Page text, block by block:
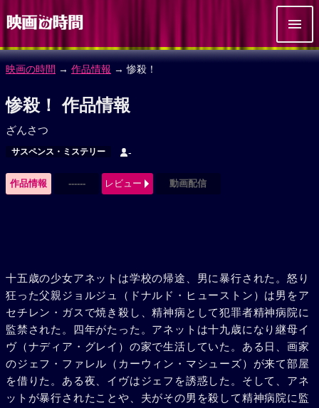
映画の時間 → 作品情報 → 惨殺！
惨殺！ 作品情報
ざんさつ
サスペンス・ミステリー -
作品情報 ------ レビュー 動画配信
十五歳の少女アネットは学校の帰途、男に暴行された。怒り
狂った父親ジョルジュ（ドナルド・ヒューストン）は男をア
セチレン・ガスで焼き殺し、精神病として犯罪者精神病院に
監禁された。四年がたった。アネットは十九歳になり継母イ
ヴ（ナディア・グレイ）の家で生活していた。ある日、画家
のジェフ・ファレル（カーウィン・マシューズ）が来て部屋
を借りた。ある夜、イヴはジェフを誘惑した。そして、アネ
ットが暴行されたことや、夫がその男を殺して精神病院に監